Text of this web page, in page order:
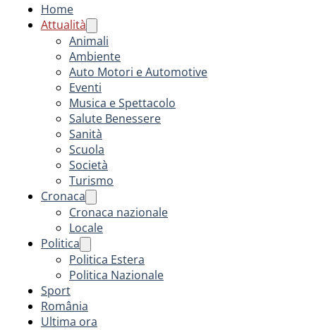
Home
Attualità
Animali
Ambiente
Auto Motori e Automotive
Eventi
Musica e Spettacolo
Salute Benessere
Sanità
Scuola
Società
Turismo
Cronaca
Cronaca nazionale
Locale
Politica
Politica Estera
Politica Nazionale
Sport
România
Ultima ora